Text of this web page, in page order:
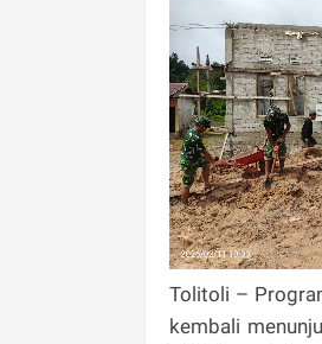
Tolitoli –
kembali